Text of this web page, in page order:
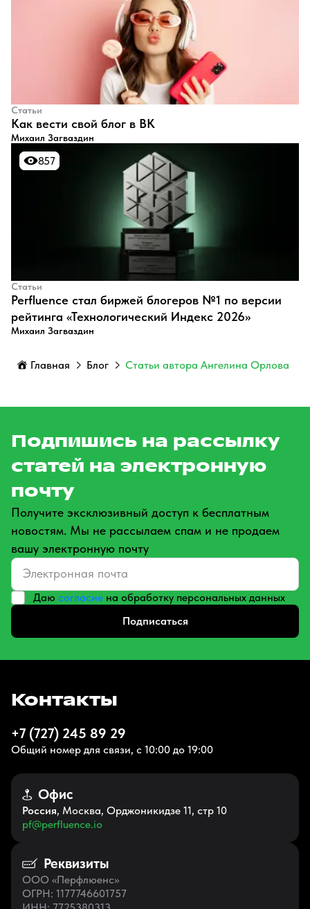
Статьи
​Как вести свой блог в ВК
Михаил Загваздин
857
857
Статьи
Perfluence стал биржей блогеров №1 по версии
рейтинга «Технологический Индекс 2026»
Михаил Загваздин
Главная Блог Статьи автора Ангелина Орлова
Подпишись на рассылку
статей на электронную
почту
Получите эксклюзивный доступ к бесплатным
новостям. Мы не рассылаем спам и не продаем
вашу электронную почту
Даю согласие на обработку персональных данных
Подписаться
Контакты
+7 (727) 245 89 29
Общий номер для связи, с 10:00 до 19:00
Офис
Россия, Москва, Орджоникидзе 11, стр 10
pf@perfluence.io
Реквизиты
ООО «Перфлюенс»
ОГРН: 1177746601757